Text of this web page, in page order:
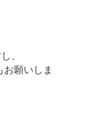
、
願いしま